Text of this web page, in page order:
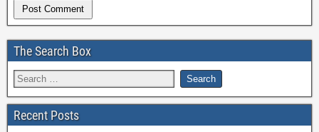
The Search Box
Recent Posts